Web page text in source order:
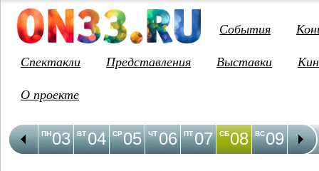
События
Спектакли
Представления Выставки
О проекте
03
ПН 04
ВТ 05
СР 06
ЧТ 07
ПТ 08
СБ 09
ВС 10
ПН